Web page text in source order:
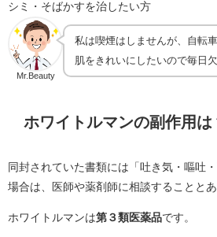
シミ・そばかすを治したい方
Mr.Beauty
私は喫煙はしませんが、自転
肌をきれいにしたいので毎日
ホワイトルマンの副作用は
同封されていた書類には「吐き気・嘔吐
場合は、医師や薬剤師に相談することとあ
ホワイトルマンは第３類医薬品です。